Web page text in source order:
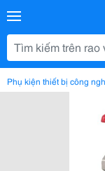
Phụ kiện thiết bị công